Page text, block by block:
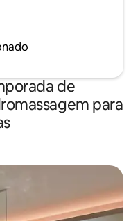
com
e
em
de
para